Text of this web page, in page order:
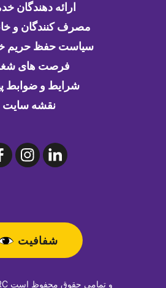
ارائه دهندگان
مصرف کنندگان و
سیاست حفظ حریم
فرصت های
شرایط و ضوابط
نقشه سایت
شفافیت
©۲۰۲۵ NLACRC و تمامی حقوق محفوظ است